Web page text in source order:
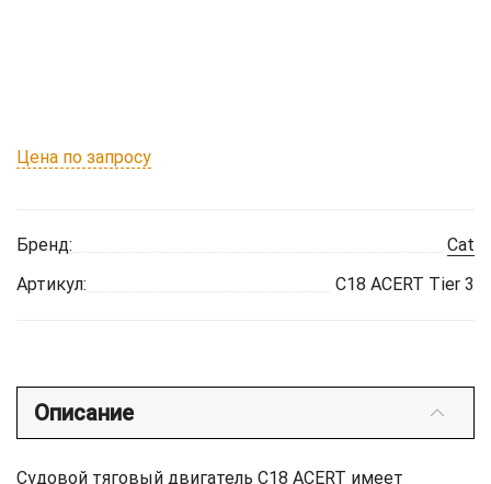
Цена по запросу
Бренд:
Cat
Артикул:
C18 ACERT Tier 3
Описание
Судовой тяговый двигатель C18 ACERT имеет